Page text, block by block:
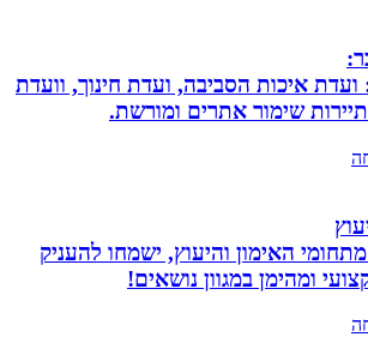
איכות הסביבה, ועדת חינוך, וועדת
שימור אתרים ומורשת.
האימון והיעוץ, ישמחו להעניק
במגוון נושאים!